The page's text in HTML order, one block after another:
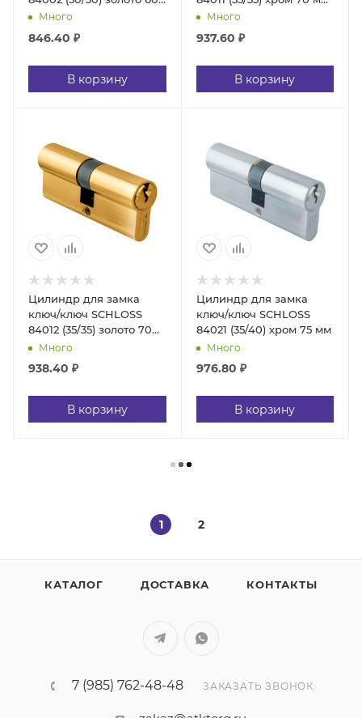
мм (10/50)
Много
846.40 ₽
В корзину
(10/50)
Много
937.60 ₽
В корзину
Цилиндр для замка
ключ/ключ SCHLOSS
84012 (35/35) золото 70
мм (10/50)
Много
938.40 ₽
В корзину
Цилиндр для замка
ключ/ключ SCHLOSS
84021 (35/40) хром 75 мм
Много
976.80 ₽
В корзину
1 2
КАТАЛОГ ДОСТАВКА КОНТАКТЫ
7 (985) 762-48-48 ЗАКАЗАТЬ ЗВОНОК